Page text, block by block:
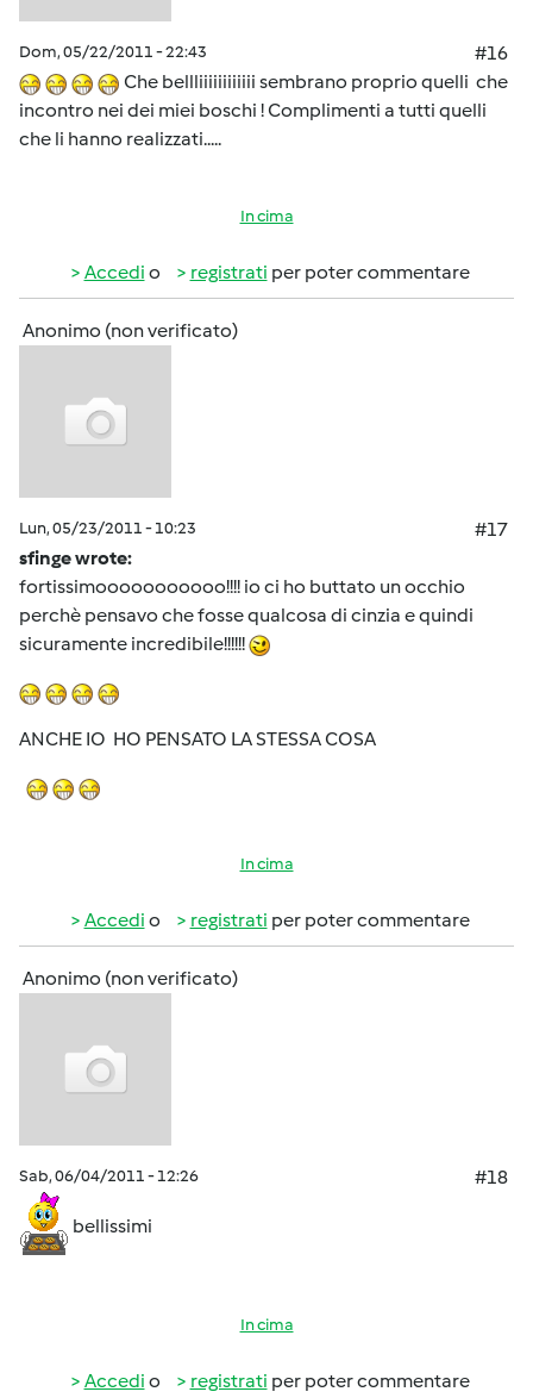
Dom, 05/22/2011 - 22:43
#16
Che bellliiiiiiiiiiii sembrano proprio quelli che
incontro nei dei miei boschi ! Complimenti a tutti quelli
che li hanno realizzati.....
In cima
Accedi o registrati per poter commentare
Anonimo (non verificato)
Lun, 05/23/2011 - 10:23
#17
sfinge wrote:
fortissimooooooooooo!!!! io ci ho buttato un occhio
perchè pensavo che fosse qualcosa di cinzia e quindi
sicuramente incredibile!!!!!!
ANCHE IO HO PENSATO LA STESSA COSA
In cima
Accedi o registrati per poter commentare
Anonimo (non verificato)
Sab, 06/04/2011 - 12:26 #18
bellissimi
In cima
Accedi o registrati per poter commentare